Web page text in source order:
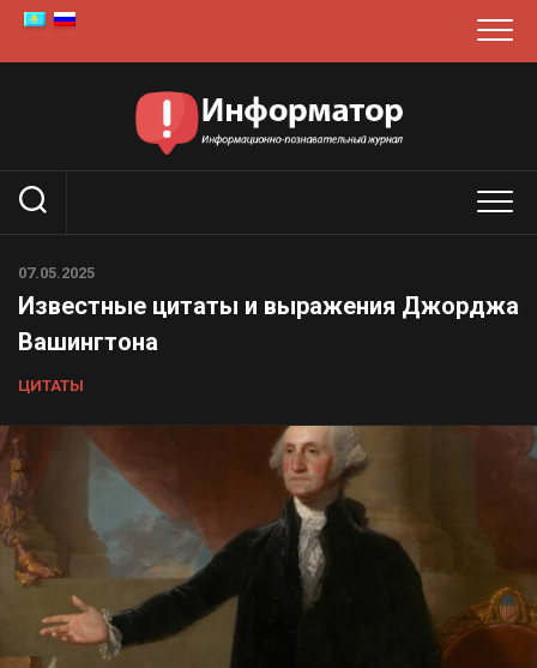
Перейти
содержанию
07.05.2025
Известные цитаты и выражения Джорджа
Вашингтона
ЦИТАТЫ